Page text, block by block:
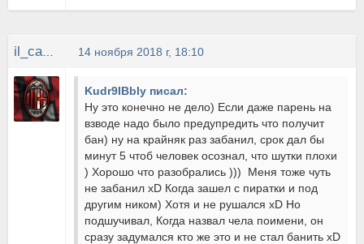
14 ноября 2018 г, 18:10
Kudr9IBbIy писал:
Ну это конечно не дело) Если даже парень на
взводе надо было предупредить что получит
бан) ну на крайняк раз забанил, срок дал бы
минут 5 чтоб человек осознал, что шутки плохи
) Хорошо что разобрались ))) Меня тоже чуть
не забанил xD Когда зашел с пиратки и под
другим ником) Хотя и не рушался xD Но
подшучивал, Когда назвал чела поимени, он
сразу задумался кто же это и не стал банить xD